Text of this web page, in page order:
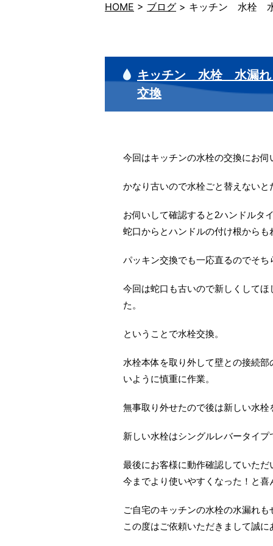
HOME > ブログ > キッチン 水栓
キッチン 水栓 水漏れ
交換
今回はキッチンの水栓の交換にお伺
かなり古いので水栓ごと替えないと
お伺いして確認すると2ハンドルタ
蛇口からとハンドルの付け根からも
パッキン交換でも一応直るのでそ
今回は蛇口も古いので新しくして
た。
ということで水栓交換。
水栓本体を取り外して壁との接続
いように慎重に作業。
無事取り外せたので後は新しい水
新しい水栓はシングルレバータイ
最後にお客様に動作確認していただ
今までより使いやすくなった！と
ご自宅のキッチンの水栓の水漏れ
この度はご依頼いただきまして誠